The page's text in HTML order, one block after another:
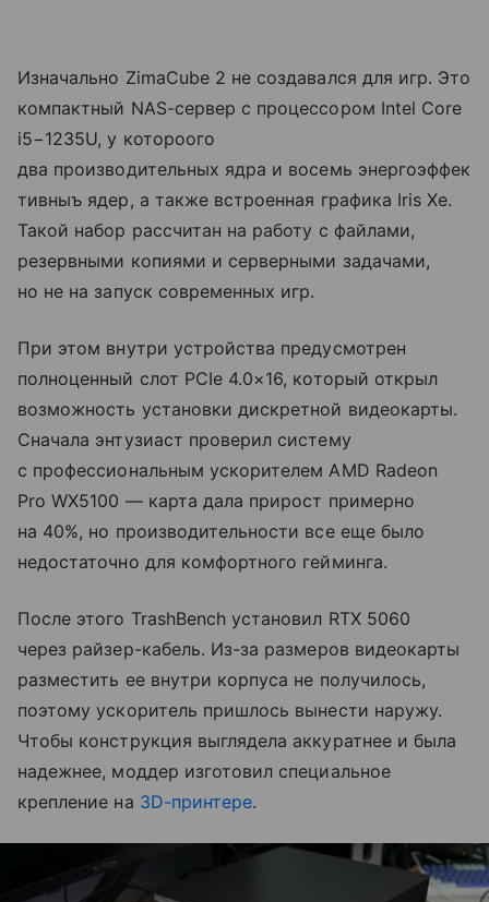
Изначально ZimaCube 2 не создавался для игр. Это
компактный NAS-сервер с процессором Intel Core
i5−1235U, у котороого
два производительных ядра и восемь энергоэффек
тивныъ ядер, а также встроенная графика Iris Xe.
Такой набор рассчитан на работу с файлами,
резервными копиями и серверными задачами,
но не на запуск современных игр.
При этом внутри устройства предусмотрен
полноценный слот PCIe 4.0×16, который открыл
возможность установки дискретной видеокарты.
Сначала энтузиаст проверил систему
с профессиональным ускорителем AMD Radeon
Pro WX5100 — карта дала прирост примерно
на 40%, но производительности все еще было
недостаточно для комфортного гейминга.
После этого TrashBench установил RTX 5060
через райзер-кабель. Из-за размеров видеокарты
разместить ее внутри корпуса не получилось,
поэтому ускоритель пришлось вынести наружу.
Чтобы конструкция выглядела аккуратнее и была
надежнее, моддер изготовил специальное
крепление на 3D-принтере.